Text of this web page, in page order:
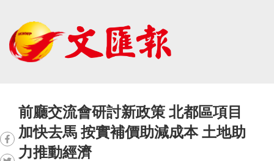
前廳交流會研討新政策 北都區項目
加快去馬 按實補價助減成本 土地助
力推動經濟